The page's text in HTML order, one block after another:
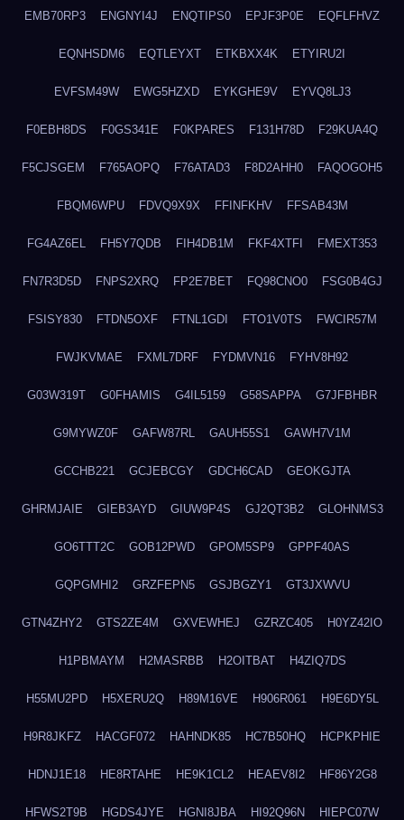
EMB70RP3 ENGNYI4J ENQTIPS0 EPJF3P0E EQFLFHVZ
EQNHSDM6 EQTLEYXT ETKBXX4K ETYIRU2I
EVFSM49W EWG5HZXD EYKGHE9V EYVQ8LJ3
F0EBH8DS F0GS341E F0KPARES F131H78D F29KUA4Q
F5CJSGEM F765AOPQ F76ATAD3 F8D2AHH0 FAQOGOH5
FBQM6WPU FDVQ9X9X FFINFKHV FFSAB43M
FG4AZ6EL FH5Y7QDB FIH4DB1M FKF4XTFI FMEXT353
FN7R3D5D FNPS2XRQ FP2E7BET FQ98CNO0 FSG0B4GJ
FSISY830 FTDN5OXF FTNL1GDI FTO1V0TS FWCIR57M
FWJKVMAE FXML7DRF FYDMVN16 FYHV8H92
G03W319T G0FHAMIS G4IL5159 G58SAPPA G7JFBHBR
G9MYWZ0F GAFW87RL GAUH55S1 GAWH7V1M
GCCHB221 GCJEBCGY GDCH6CAD GEOKGJTA
GHRMJAIE GIEB3AYD GIUW9P4S GJ2QT3B2 GLOHNMS3
GO6TTT2C GOB12PWD GPOM5SP9 GPPF40AS
GQPGMHI2 GRZFEPN5 GSJBGZY1 GT3JXWVU
GTN4ZHY2 GTS2ZE4M GXVEWHEJ GZRZC405 H0YZ42IO
H1PBMAYM H2MASRBB H2OITBAT H4ZIQ7DS
H55MU2PD H5XERU2Q H89M16VE H906R061 H9E6DY5L
H9R8JKFZ HACGF072 HAHNDK85 HC7B50HQ HCPKPHIE
HDNJ1E18 HE8RTAHE HE9K1CL2 HEAEV8I2 HF86Y2G8
HFWS2T9B HGDS4JYE HGNI8JBA HI92Q96N HIEPC07W